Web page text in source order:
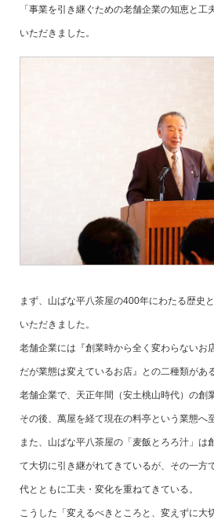
「事業を引き継ぐための老舗企業の知恵と工
いただきました。
まず、山ばな平八茶屋の400年にわたる歴史
いただきました。
老舗企業には『創業時から全く変わらないお
だが業態は変えているお店』との二種類があ
老舗企業で、天正年間（安土桃山時代）の創
その後、萬屋を経て現在の料亭という業態へ
また、山ばな平八茶屋の「麦飯とろろ汁」は
て大切に引き継がれてきているが、その一方
代とともに工夫・変化を重ねてきている。
こうした「変えるべきところと、変えずに大